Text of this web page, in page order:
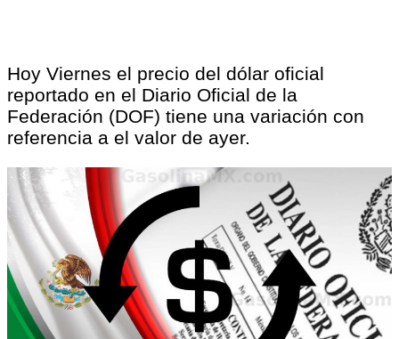
Hoy Viernes el precio del dólar oficial
reportado en el Diario Oficial de la
Federación (DOF) tiene una variación con
referencia a el valor de ayer.